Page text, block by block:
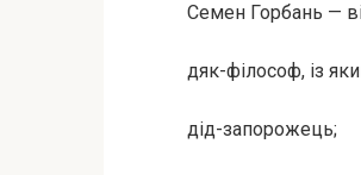
Семен Горбань —
дяк-філософ, із
дід-запорожець;